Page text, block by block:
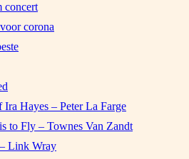
concert
corona
Ira Hayes – Peter La Farge
to Fly – Townes Van Zandt
Link Wray